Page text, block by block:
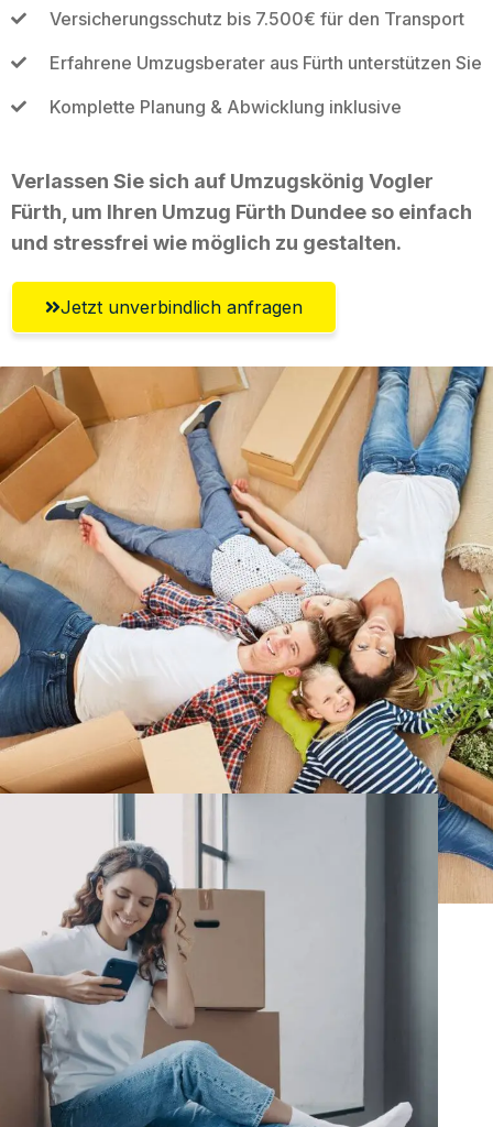
Versicherungsschutz bis 7.500€ für den Transport
Erfahrene Umzugsberater aus Fürth unterstützen Sie
Komplette Planung & Abwicklung inklusive
Verlassen Sie sich auf Umzugskönig Vogler
Fürth, um Ihren Umzug Fürth Dundee so einfach
und stressfrei wie möglich zu gestalten.
Jetzt unverbindlich anfragen